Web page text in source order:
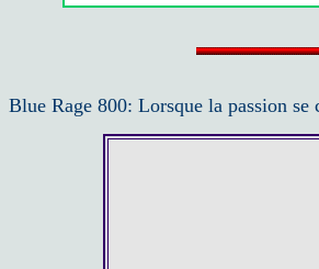
Blue Rage 800: Lorsque la passion se